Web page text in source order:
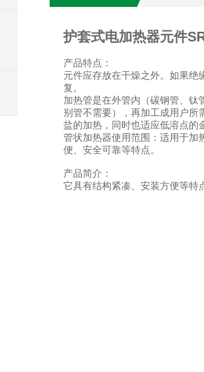
护套式电加热器元件
产品特点：
元件应存放在干燥之外。如果
复。
加热管是在外管内（碳钢管、钛
别管不需要），再加工成用户所
盐的加热，同时也适应低溶点的
管状加热器使用范围：适用于加
便、安全可靠等特点。
产品简介：
它具有结构紧凑、安装方便等特